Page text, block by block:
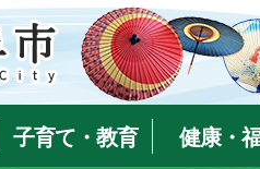
子育て・教育 健康・